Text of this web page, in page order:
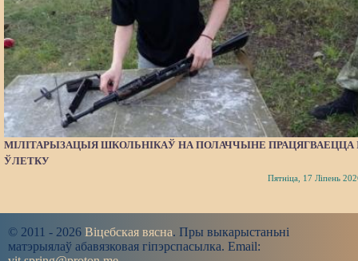
МІЛІТАРЫЗАЦЫЯ ШКОЛЬНІКАЎ НА ПОЛАЧЧЫНЕ ПРАЦЯГВАЕЦЦА
ЎЛЕТКУ
Пятніца, 17 Ліпень
© 2011 - 2026 Віцебская вясна. Пры выкарыстаньні
матэрыялаў абавязковая гіпэрспасылка. Email: